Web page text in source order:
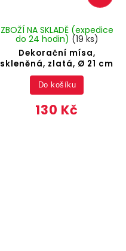
Dekorační mísa,
skleněná, zlatá, Ø 21 cm
ZBOŽÍ NA SKLADĚ (expedice
do 24 hodin) (19 ks)
130 Kč
Do košíku